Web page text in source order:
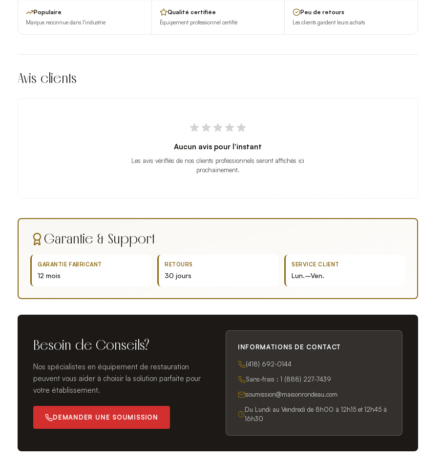
Populaire
Marque reconnue dans l'industrie
Qualité certifiée
Équipement professionnel certifié
Peu de retours
Les clients gardent leurs achats
Avis clients
Aucun avis pour l'instant
Les avis vérifiés de nos clients professionnels seront affichés ici
prochainement.
Garantie & Support
GARANTIE FABRICANT
12 mois
RETOURS
30 jours
SERVICE CLIENT
Lun.–Ven.
Besoin de Conseils?
Nos spécialistes en équipement de restauration
peuvent vous aider à choisir la solution parfaite pour
votre établissement.
DEMANDER UNE SOUMISSION
INFORMATIONS DE CONTACT
(418) 692-0144
Sans-frais : 1 (888) 227-7439
soumission@maisonrondeau.com
Du Lundi au Vendredi de 8h00 à 12h15 et 12h45 à
16h30